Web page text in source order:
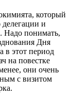
который
и
Надо понимать,
Дня
в этот период
на повестке
они очень
с визитом